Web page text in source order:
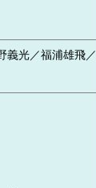
義光／福浦雄飛／